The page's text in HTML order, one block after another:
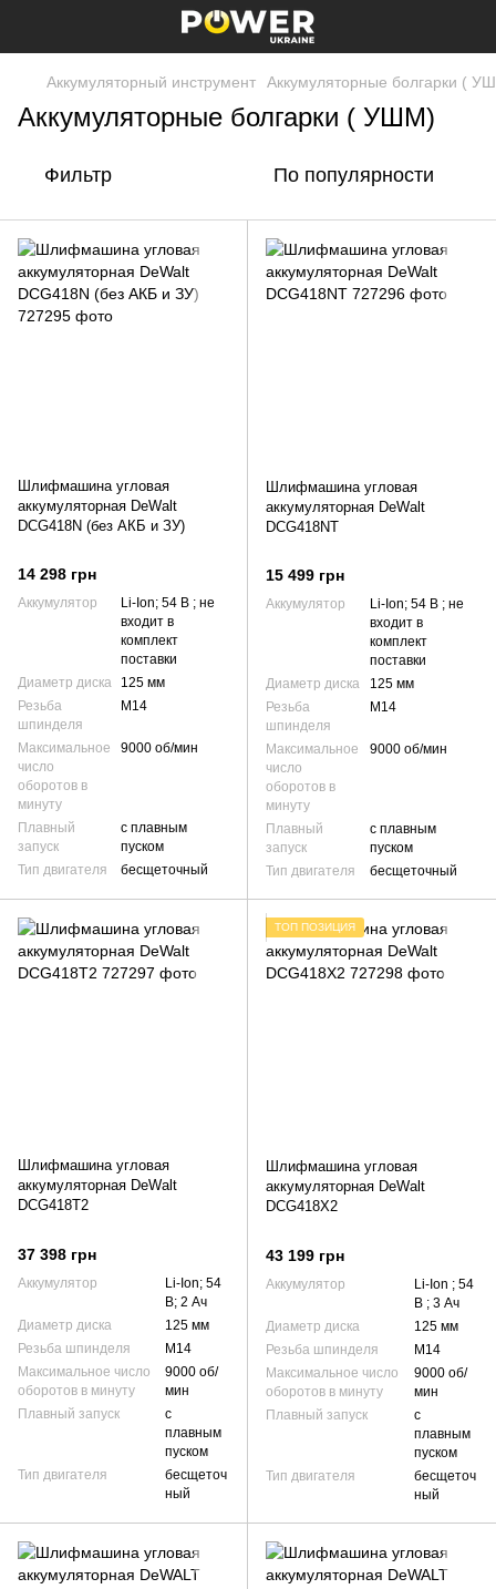
Аккумуляторный инструмент Аккумуляторные болгарки (
Аккумуляторные болгарки ( УШМ)
Фильтр По популярности
Шлифмашина угловая
аккумуляторная DeWalt
DCG418N (без АКБ и ЗУ)
14 298 грн
Аккумулятор
Li-Ion; 54 В ; не
входит в
комплект
поставки
Диаметр диска
125 мм
Резьба
шпинделя
М14
Максимальное
число
оборотов в
минуту
9000 об/мин
Плавный
запуск
с плавным
пуском
Тип двигателя
бесщеточный
Шлифмашина угловая
аккумуляторная DeWalt
DCG418NT
15 499 грн
Аккумулятор
Li-Ion; 54 В ; не
входит в
комплект
поставки
Диаметр диска
125 мм
Резьба
шпинделя
М14
Максимальное
число
оборотов в
минуту
9000 об/мин
Плавный
запуск
с плавным
пуском
Тип двигателя
бесщеточный
Шлифмашина угловая
аккумуляторная DeWalt
DCG418T2
37 398 грн
Аккумулятор
Li-Ion; 54
В; 2 Ач
Диаметр диска
125 мм
Резьба шпинделя
М14
Максимальное число
оборотов в минуту
9000 об/
мин
Плавный запуск
с
плавным
пуском
Тип двигателя
бесщеточ
ный
ТОП ПОЗИЦИЯ
Шлифмашина угловая
аккумуляторная DeWalt
DCG418X2
43 199 грн
Аккумулятор
Li-Ion ; 54
В ; 3 Ач
Диаметр диска
125 мм
Резьба шпинделя
М14
Максимальное число
оборотов в минуту
9000 об/
мин
Плавный запуск
с
плавным
пуском
Тип двигателя
бесщеточ
ный